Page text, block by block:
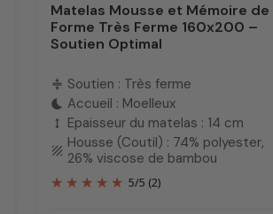
Matelas Mousse et Mémoire de
Forme Très Ferme 160x200 –
Soutien Optimal
compress Soutien : Très ferme
bedtime Accueil : Moelleux
height Epaisseur du matelas : 14 cm
texture Housse (Coutil) : 74% polyester,
26% viscose de bambou
5/5 (2)